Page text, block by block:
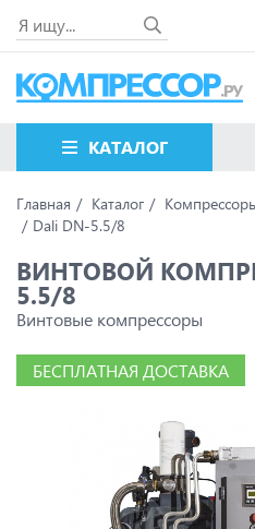
КАТАЛОГ
Главная Каталог
Dali DN-5.5/8
ВИНТОВОЙ
5.5/8
Винтовые компрессоры
БЕСПЛАТНАЯ ДОСТАВКА